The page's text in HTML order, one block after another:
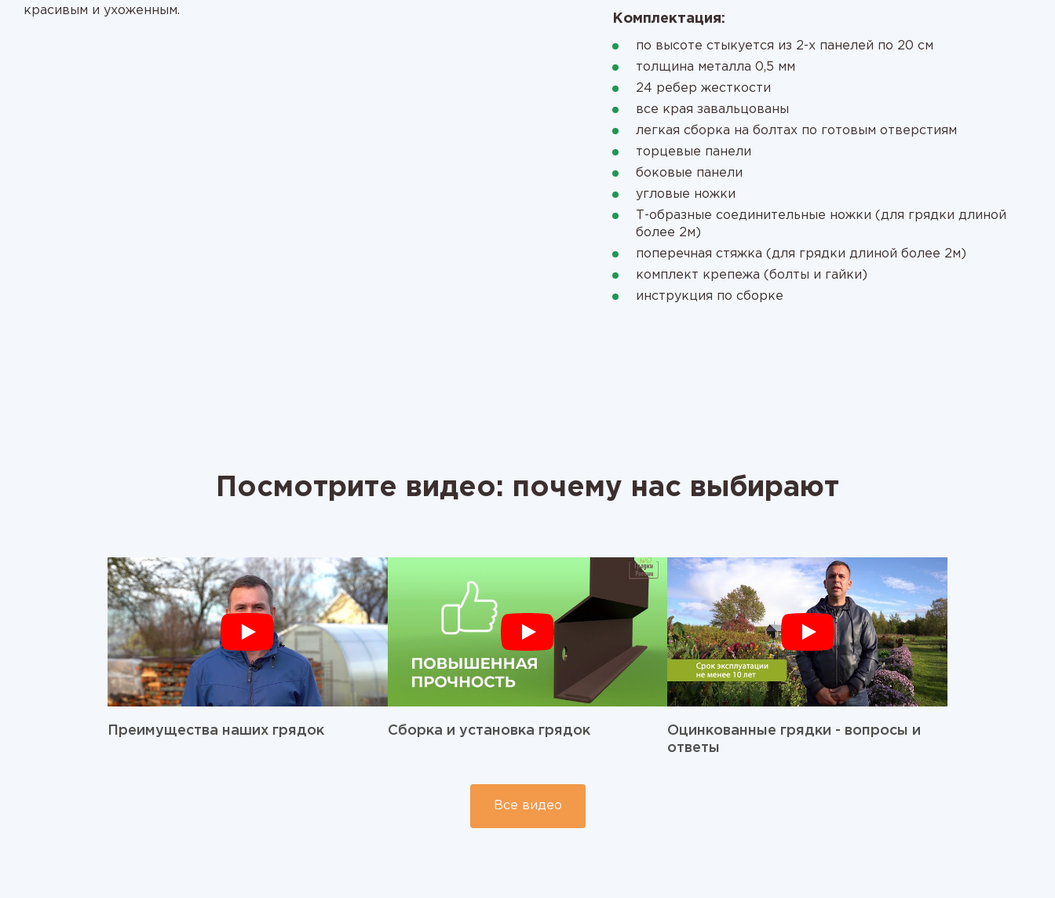
красивым и ухоженным.
Комплектация:
по высоте стыкуется из 2-х панелей по 20 см
толщина металла 0,5 мм
24 ребер жесткости
все края завальцованы
легкая сборка на болтах по готовым отверстиям
торцевые панели
боковые панели
угловые ножки
Т-образные соединительные ножки (для грядки длиной
более 2м)
поперечная стяжка (для грядки длиной более 2м)
комплект крепежа (болты и гайки)
инструкция по сборке
Посмотрите видео: почему нас выбирают
Преимущества наших грядок Сборка и установка грядок
Оцинкованные грядки - вопросы и
ответы
Все видео